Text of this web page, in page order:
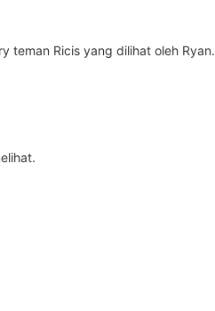
teman Ricis yang dilihat oleh Ryan.